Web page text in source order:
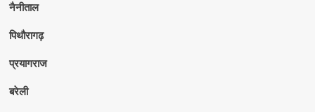
नैनीताल
पिथौरागढ़
प्रयागराज
बरेली